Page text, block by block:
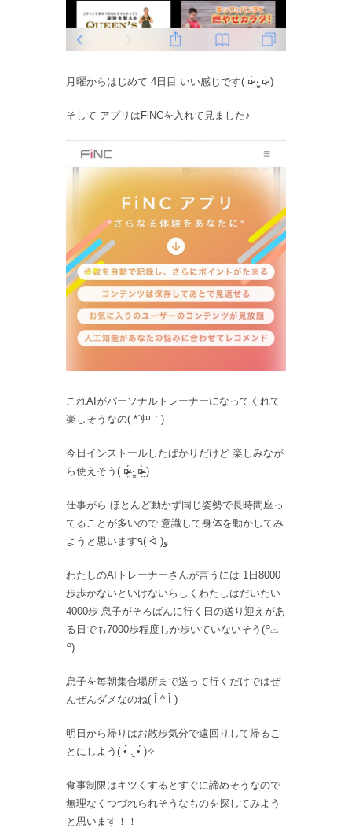
月曜からはじめて 4日目 いい感じです( ¤̴̶̷̤́ ‧̫̮ ¤̴̶̷̤̀ )
そして アプリはFiNCを入れて見ました♪
これAIがパーソナルトレーナーになってくれて
楽しそうなの( *´艸｀)
今日インストールしたばかりだけど 楽しみなが
ら使えそう( ¤̴̶̷̤́ ‧̫̮ ¤̴̶̷̤̀ )
仕事がら ほとんど動かず同じ姿勢で長時間座っ
てることが多いので 意識して身体を動かしてみ
ようと思います٩( ᐛ )و
わたしのAIトレーナーさんが言うには 1日8000
歩歩かないといけないらしくわたしはだいたい
4000歩 息子がそろばんに行く日の送り迎えがあ
る日でも7000歩程度しか歩いていないそう(꒪⌓
꒪)
息子を毎朝集合場所まで送って行くだけではぜ
んぜんダメなのね( Ĭ ^ Ĭ )
明日から帰りはお散歩気分で遠回りして帰るこ
とにしよう( •̀ .̫ •́ )✧
食事制限はキツくするとすぐに諦めそうなので
無理なくつづれられそうなものを探してみよう
と思います！！